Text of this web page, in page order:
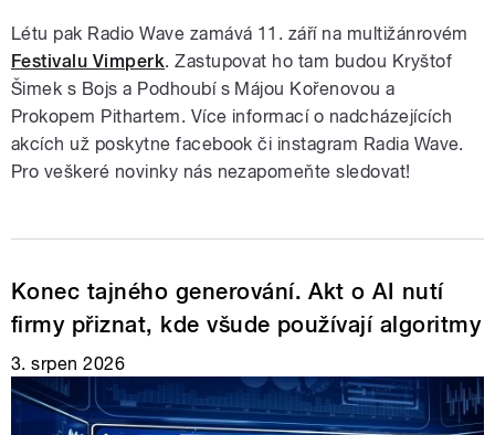
Létu pak Radio Wave zamává 11. září na multižánrovém
Festivalu Vimperk. Zastupovat ho tam budou Kryštof
Šimek s Bojs a Podhoubí s Májou Kořenovou a
Prokopem Pithartem. Více informací o nadcházejících
akcích už poskytne facebook či instagram Radia Wave.
Pro veškeré novinky nás nezapomeňte sledovat!
Konec tajného generování. Akt o AI nutí
firmy přiznat, kde všude používají algoritmy
3. srpen 2026